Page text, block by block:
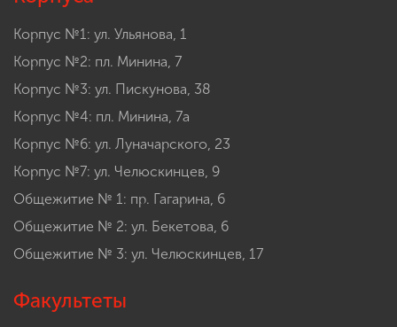
Корпус №1: ул. Ульянова, 1
Корпус №2: пл. Минина, 7
Корпус №3: ул. Пискунова, 38
Корпус №4: пл. Минина, 7а
Корпус №6: ул. Луначарского, 23
Корпус №7: ул. Челюскинцев, 9
Общежитие № 1: пр. Гагарина, 6
Общежитие № 2: ул. Бекетова, 6
Общежитие № 3: ул. Челюскинцев, 17
Факультеты